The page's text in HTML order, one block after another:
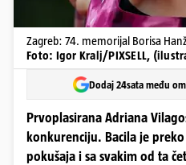
Zagreb: 74. memorijal Borisa
Foto: Igor Kralj/PIXSELL,
Dodaj 24sata među
Prvoplasirana Adriana
konkurenciju. Bacila je
pokušaja i sa svakim od ta